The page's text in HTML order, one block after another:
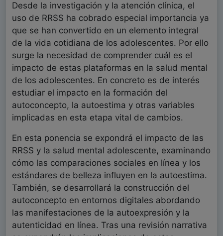
Desde la investigación y la atención clínica, el
uso de RRSS ha cobrado especial importancia ya
que se han convertido en un elemento integral
de la vida cotidiana de los adolescentes. Por ello
surge la necesidad de comprender cuál es el
impacto de estas plataformas en la salud mental
de los adolescentes. En concreto es de interés
estudiar el impacto en la formación del
autoconcepto, la autoestima y otras variables
implicadas en esta etapa vital de cambios.
En esta ponencia se expondrá el impacto de las
RRSS y la salud mental adolescente, examinando
cómo las comparaciones sociales en línea y los
estándares de belleza influyen en la autoestima.
También, se desarrollará la construcción del
autoconcepto en entornos digitales abordando
las manifestaciones de la autoexpresión y la
autenticidad en línea. Tras una revisión narrativa